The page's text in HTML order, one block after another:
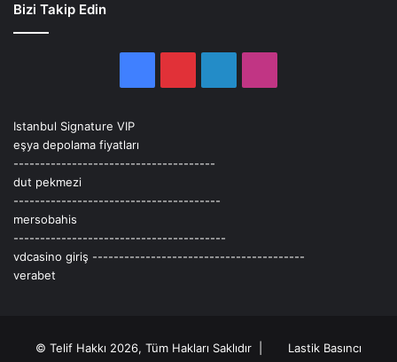
Bizi Takip Edin
Istanbul Signature VIP
eşya depolama fiyatları
--------------------------------------
dut pekmezi
---------------------------------------
mersobahis
----------------------------------------
vdcasino giriş ----------------------------------------
verabet
© Telif Hakkı 2026, Tüm Hakları Saklıdır | Lastik Basıncı